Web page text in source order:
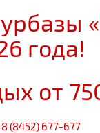
года!
от
8 (8452) 677-677